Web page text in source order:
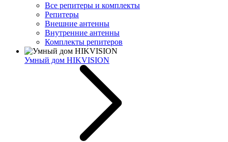
Все репитеры и комплекты
Репитеры
Внешние антенны
Внутренние антенны
Комплекты репитеров
Умный дом HIKVISION